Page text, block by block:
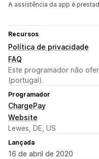
A assistência da app é
Recursos
Política de privacidade
FAQ
Este programador não
(portugal).
Programador
ChargePay
Website
Lewes, DE, US
Lançada
16 de abril de 2020